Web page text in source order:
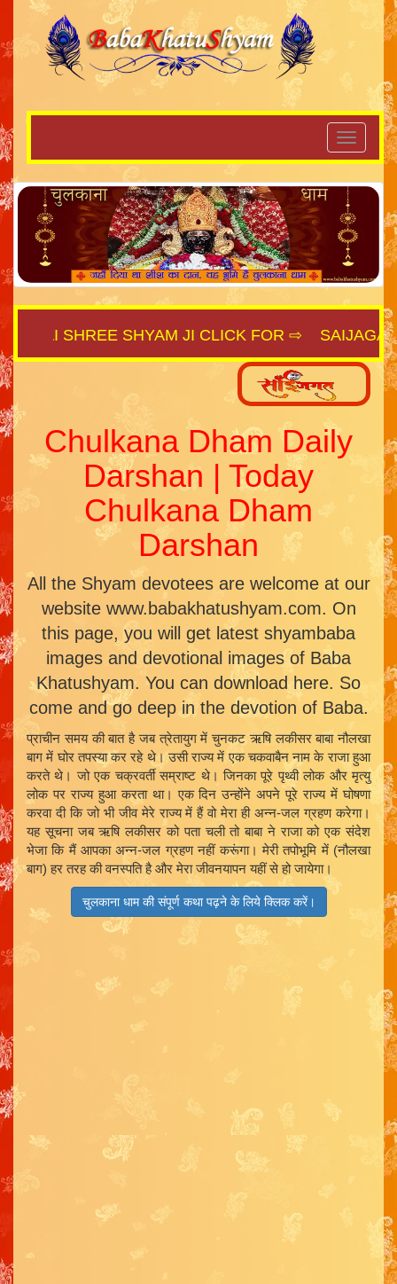
SHREE SHYAM JI CLICK FOR ⇨ SAIJAGAT.COM
Chulkana Dham Daily
Darshan | Today
Chulkana Dham
Darshan
All the Shyam devotees are welcome at our
website www.babakhatushyam.com. On
this page, you will get latest shyambaba
images and devotional images of Baba
Khatushyam. You can download here. So
come and go deep in the devotion of Baba.
प्राचीन समय की बात है जब त्रेतायुग में चुनकट ऋषि लकीसर बाबा नौलखा
बाग में घोर तपस्या कर रहे थे। उसी राज्य में एक चकवाबैन नाम के राजा हुआ
करते थे। जो एक चक्रवर्ती सम्राष्ट थे। जिनका पूरे पृथ्वी लोक और मृत्यु
लोक पर राज्य हुआ करता था। एक दिन उन्होंने अपने पूरे राज्य में घोषणा
करवा दी कि जो भी जीव मेरे राज्य में हैं वो मेरा ही अन्न-जल ग्रहण करेगा।
यह सूचना जब ऋषि लकीसर को पता चली तो बाबा ने राजा को एक संदेश
भेजा कि मैं आपका अन्न-जल ग्रहण नहीं करूंगा। मेरी तपोभूमि में (नौलखा
बाग) हर तरह की वनस्पति है और मेरा जीवनयापन यहीं से हो जायेगा।
चुलकाना धाम की संपूर्ण कथा पढ़ने के लिये क्लिक करें।